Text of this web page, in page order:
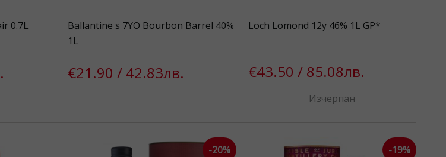
0.7L
Ballantine s 7YO Bourbon Barrel 40%
1L
€21.90 / 42.83лв.
Loch Lomond 12y 46% 1L GP*
€43.50 / 85.08лв.
Изчерпан
-20% -19%